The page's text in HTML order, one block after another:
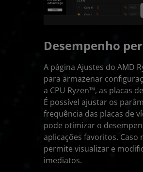
Desempenho
A página Ajustes do AMD
para armazenar
a CPU Ryzen™, as placas
É possível ajustar os
frequência das placas de
pode otimizar o
aplicações favoritos.
permite visualizar e
imediatos.